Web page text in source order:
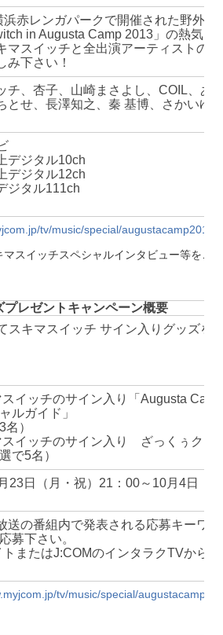
浜赤レンガパークで開催された野外ラ
in Augusta Camp 2013」の熱気と
マスイッチと全出演アーティストの
み下さい！
チ、杏子、山崎まさよし、COIL、あ
とせ、長澤知之、秦 基博、さかいゆ
デジタル10ch
デジタル12ch
ジタル111ch
tv/music/special/
マスイッチスペシャルインタビュー等をご
プレゼントキャンペーン概要
スキマスイッチ サイン入りグッズを
スイッチのサイン入り「Augusta
ルガイド」
名）
スイッチのサイン入り ざっくぅクリ
で5名）
23日（月・祝）21：00～10月4日（
送の番組内で発表される応募キーワ
募下さい。
またはJ:COMのインタラクTVから
tv/music/special/